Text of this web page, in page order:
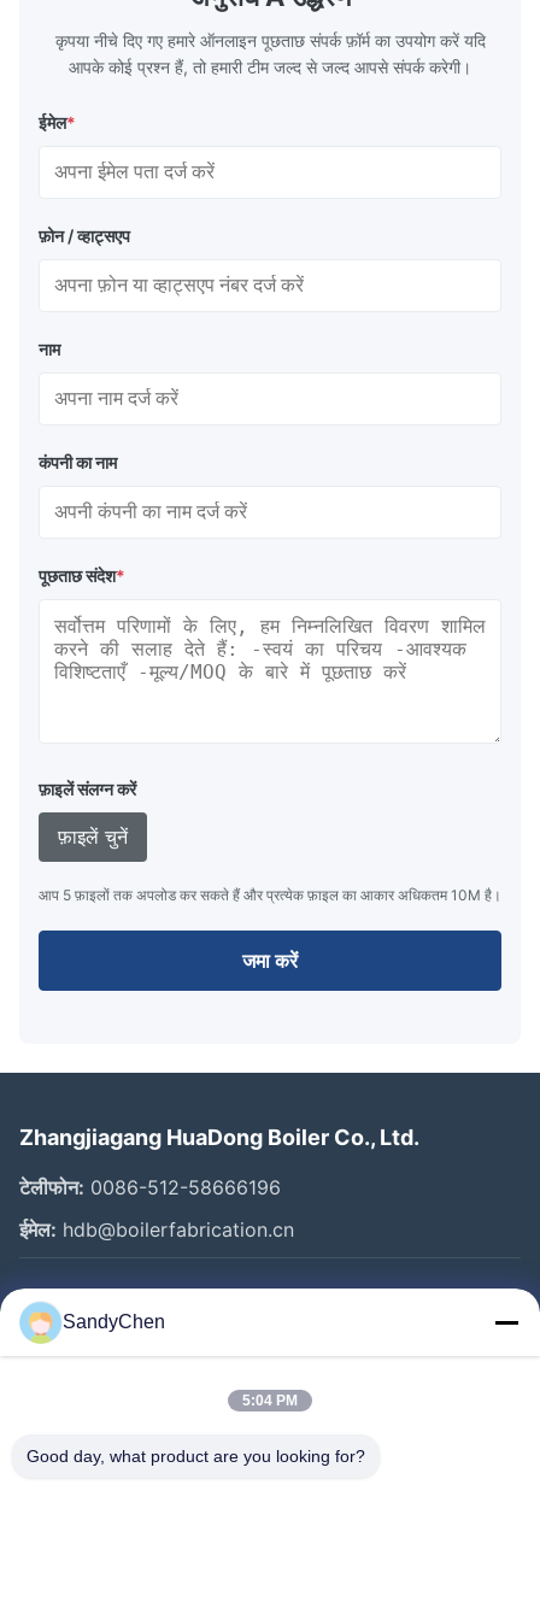
कृपया नीचे दिए गए हमारे ऑनलाइन पूछताछ संपर्क फ़ॉर्म का उपयोग करें यदि
आपके कोई प्रश्न हैं, तो हमारी टीम जल्द से जल्द आपसे संपर्क करेगी।
ईमेल*
फ़ोन / व्हाट्सएप
नाम
कंपनी का नाम
पूछताछ संदेश*
फ़ाइलें संलग्न करें
फ़ाइलें चुनें
आप 5 फ़ाइलों तक अपलोड कर सकते हैं और प्रत्येक फ़ाइल का आकार अधिकतम 10M है।
जमा करें
Zhangjiagang HuaDong Boiler Co., Ltd.
टेलीफोन: 0086-512-58666196
ईमेल: hdb@boilerfabrication.cn
त्वरित लिंक
घर
वीडियो
SandyChen
5:04 PM
Good day, what product are you looking for?